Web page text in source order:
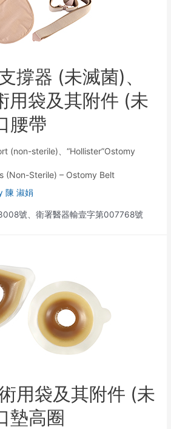
撐器 (未滅菌)、
用袋及其附件 (未
腰帶
(non-sterile)、“Hollister”Ostomy
(Non-Sterile) – Ostomy Belt
陳 淑娟
號、衛署醫器輸壹字第007768號
用袋及其附件 (未
墊高圈